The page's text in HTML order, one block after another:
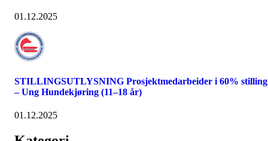
01.12.2025
STILLINGSUTLYSNING Prosjektmedarbeider i 60% stilling
– Ung Hundekjøring (11–18 år)
01.12.2025